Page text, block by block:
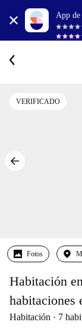
App de
VERIFICADO
Fotos
Habitación
habitaciones
Habitación 7